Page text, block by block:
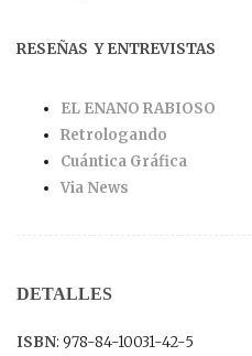
RESEÑAS Y ENTREVISTAS
EL ENANO RABIOSO
Retrologando
Cuántica Gráfica
Via News
DETALLES
ISBN: 978-84-10031-42-5